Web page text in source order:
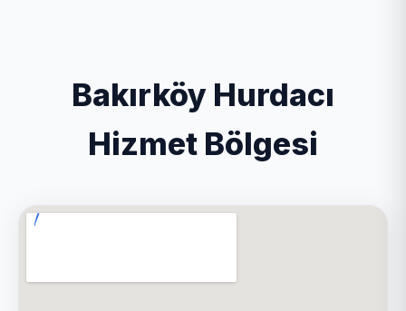
Bakırköy Hurdacı
Hizmet Bölgesi